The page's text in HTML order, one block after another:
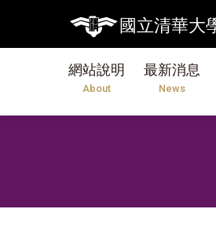
國立清華大
網站說明
About
最新消息
News